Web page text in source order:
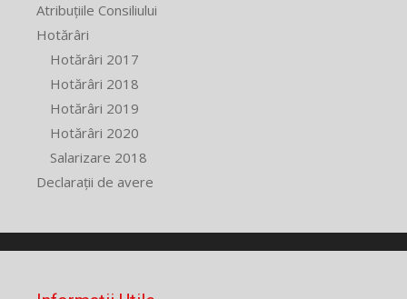
Atribuțiile Consiliului
Hotărâri
Hotărâri 2017
Hotărâri 2018
Hotărâri 2019
Hotărâri 2020
Salarizare 2018
Declarații de avere